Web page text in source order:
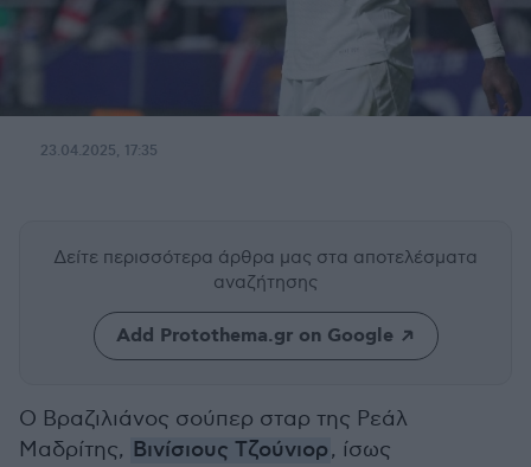
23.04.2025, 17:35
Δείτε περισσότερα άρθρα μας στα αποτελέσματα
αναζήτησης
Add Protothema.gr on Google
Ο Βραζιλιάνος σούπερ σταρ της Ρεάλ
Μαδρίτης, Βινίσιους Τζούνιορ, ίσως